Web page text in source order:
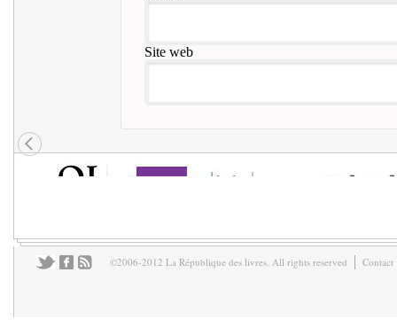
Site web
©2006-2012 La République des livres. All rights reserved Contact